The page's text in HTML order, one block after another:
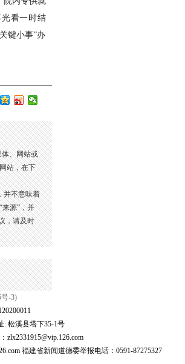
看一时结
键小事”办
、网站或
站，在下
并不意味着
源”，并
，请及时
号-3)
: 松溪县塔下35-1号
福建省新闻道德委举报电话：0591-87275327